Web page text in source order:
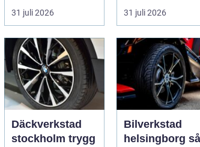
som bär upp
väggarna mot pla...
31 juli 2026
största
investeringar m...
31 juli 2026
Däckverkstad
stockholm trygg
Bilverkstad
helsingborg så